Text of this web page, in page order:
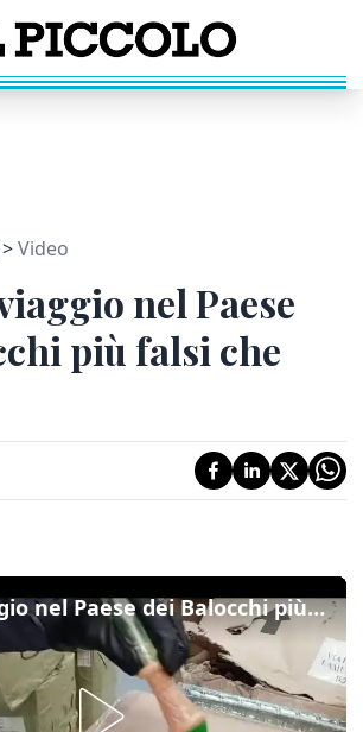
Video
nel Paese
più falsi che
Gorizia, viaggio nel Paese dei Balocchi più falsi che mai